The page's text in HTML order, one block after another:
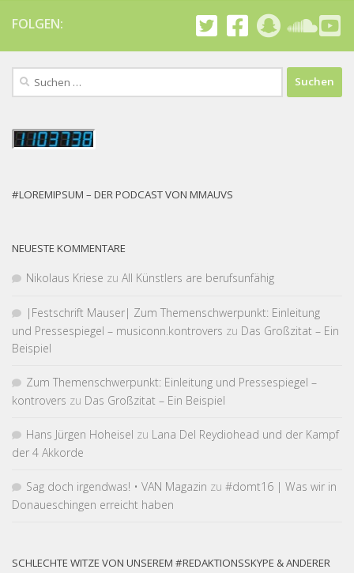
FOLGEN:
Suchen
#LOREMIPSUM – DER PODCAST VON MMAUVS
NEUESTE KOMMENTARE
Nikolaus Kriese zu All Künstlers are berufsunfähig
|Fest­schrift Mauser| Zum Themen­schwer­punkt: Einleitung
und Pressespiegel – musiconn.kontrovers zu Das Großzitat – Ein
Beispiel
Zum Themen­schwer­punkt: Einleitung und Pressespiegel –
kontrovers zu Das Großzitat – Ein Beispiel
Hans Jürgen Hoheisel zu Lana Del Reydiohead und der Kampf
der 4 Akkorde
Sag doch irgendwas! • VAN Magazin zu #domt16 | Was wir in
Donaueschingen erreicht haben
SCHLECHTE WITZE VON UNSEREM #REDAKTIONSSKYPE & ANDERER